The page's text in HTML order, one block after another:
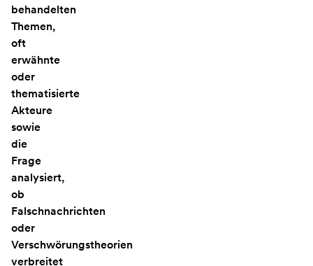
behandelten
Themen,
oft
erwähnte
oder
thematisierte
Akteure
sowie
die
Frage
analysiert,
ob
Falschnachrichten
oder
Verschwörungstheorien
verbreitet